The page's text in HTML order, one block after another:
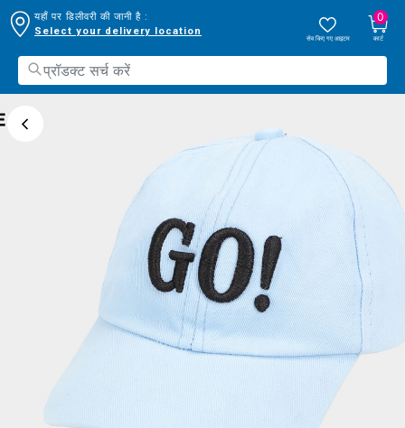
यहाँ पर डिलीवरी की जानी है :
Select your delivery location
सेव किए गए आइटम
0
कार्ट